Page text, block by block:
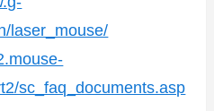
laser_mouse/
sc_faq_documents.asp